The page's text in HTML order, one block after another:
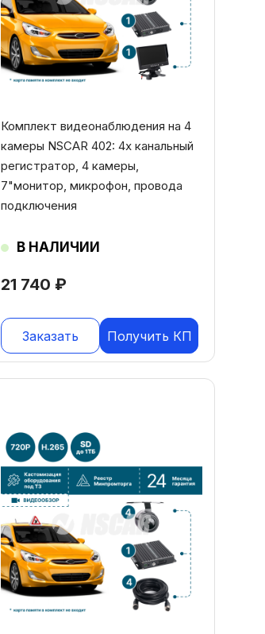
21 740 ₽
Комплект видеонаблюдения на 4
камеры NSCAR 402: 4х канальный
регистратор, 4 камеры,
7"монитор, микрофон, провода
подключения
В НАЛИЧИИ
Заказать Получить КП